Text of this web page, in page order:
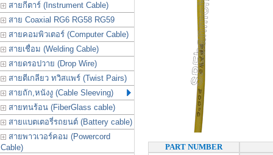
สายกีตาร์ (Instrument Cable)
สาย Coaxial RG6 RG58 RG59
สายคอมพิวเตอร์ (Computer Cable)
สายเชื่อม (Welding Cable)
สายดรอปวาย (Drop Wire)
สายตีเกลียว ทวิสแพร์ (Twist Pairs)
สายถัก,หนังงู (Cable Sleeving)
สายทนร้อน (FiberGlass cable)
สายแบตเตอรี่รถยนต์ (Battery cable)
สายพาวเวอร์คอม (Powercord
Cable)
PART NUMBER